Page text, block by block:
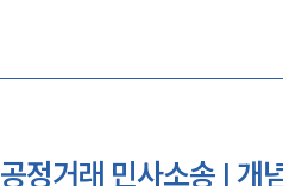
공정거래 민사소송 | 개